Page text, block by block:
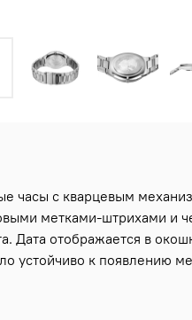
часы с кварцевым
метками-штрихами и
Дата отображается в
устойчиво к появлению